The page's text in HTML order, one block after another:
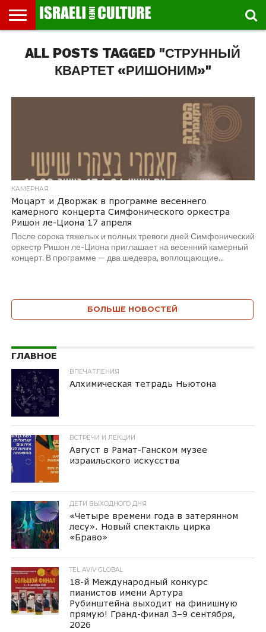
МУЗЕИ
СТРАНА
ФЕСТИВАЛЕЙ
ТЕАТР
КНИГИ.
ТЕКСТЫ
МУЗЫКА
РЕЛИГИЯ/
ИСТОРИЯ
ДВИЖЕНИЕ
ДЕТИ
ВЫХОДНОГО
МАРШРУТЫ
ПРОГУЛЬЩИКА
ВИДЕО-
РЕЧИ
ВПЕЧАТЛЕНИЯ
ВСТРЕЧИ
И
ЛЕКЦИИ
ИНТЕРВЬЮ
КИНО
TEL
AVIV
ALL POSTS TAGGED "СТРУННЫЙ
КВАРТЕТ «РИШОНИМ»"
КАМЕРНАЯ
Моцарт и Дворжак в программе весеннего
камерного концерта Симфонического оркестра
Ришон ле-Циона 17 апреля
После сорока тяжелых и полных тревоги дней Симфонический
оркестр Ришон ле-Циона приглашает на весенний камерный
концерт. В программе — два шедевра, воплощающие...
БОЛЬШЕ НОВОСТЕЙ
ГЛАВНОЕ
ВПЕЧАТЛЕНИЯ
Алхимическая тетрадь Ньютона
ВСТРЕЧИ И ЛЕКЦИИ
Август в Рамат-Ганском музее
израильского искусства
ДЕТИ ВЫХОДНОГО ДНЯ
«Четыре времени года в затерянном
лесу». Новый спектакль цирка
«Браво»
TEL AVIV GLOBAL
18-й Международный конкурс
пианистов имени Артура
Рубинштейна выходит на финишную
прямую! Гранд-финал 3–9 сентября,
2026